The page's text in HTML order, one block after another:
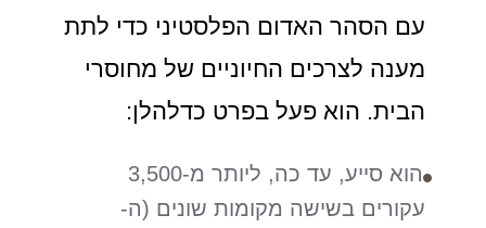
עם הסהר האדום הפלסטיני כדי לתת
מענה לצרכים החיוניים של מחוסרי
הבית. הוא פעל בפרט כדלהלן:
הוא סייע, עד כה, ליותר מ-3,500
עקורים בשישה מקומות שונים (ה-